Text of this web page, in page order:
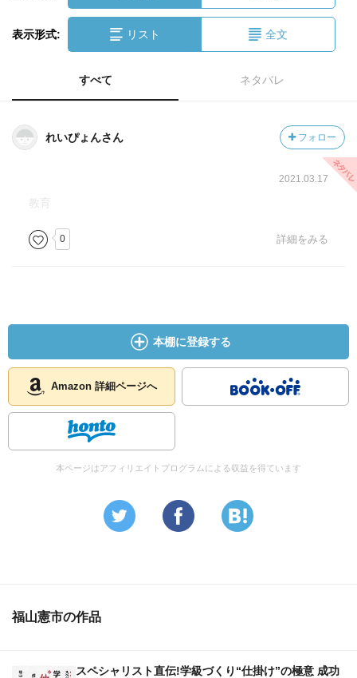
表示形式: リスト 全文
すべて ネタバレ
れいぴょんさん フォロー
2021.03.17
教育
0 詳細をみる
本棚に登録する
Amazon 詳細ページへ
本ページはアフィリエイトプログラムによる収益を得ています
福山憲市の作品
スペシャリスト直伝!学級づくり“仕掛け”の極意 成功